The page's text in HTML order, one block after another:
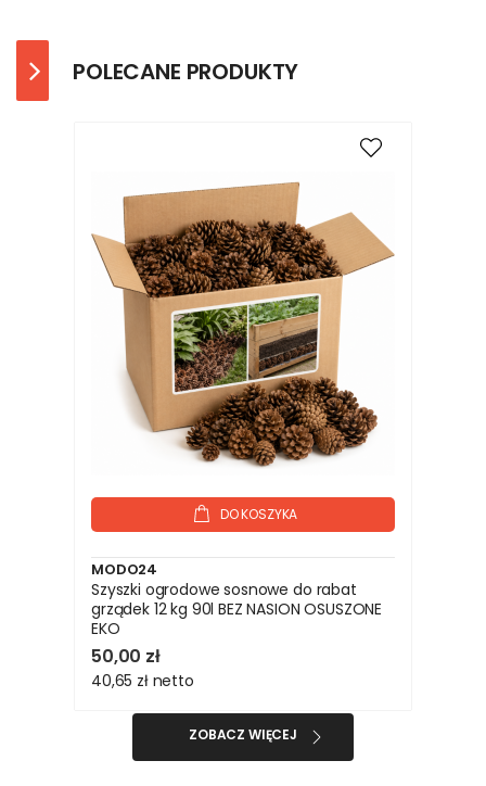
POLECANE PRODUKTY
DO KOSZYKA
MODO24
Szyszki ogrodowe sosnowe do rabat
grządek 12 kg 90l BEZ NASION OSUSZONE
EKO
50,00 zł
40,65 zł netto
ZOBACZ WIĘCEJ